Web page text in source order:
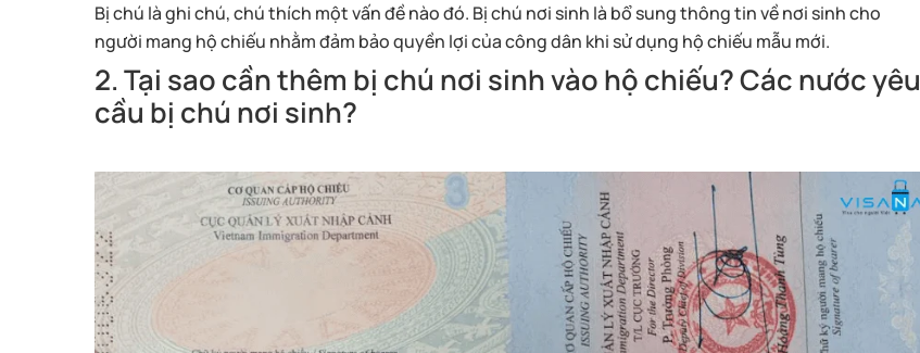
Bị chú là ghi chú, chú thích một vấn đề nào đó. Bị chú nơi sinh là bổ sung thông tin về nơi sinh cho
người mang hộ chiếu nhằm đảm bảo quyền lợi của công dân khi sử dụng hộ chiếu mẫu mới.
2. Tại sao cần thêm bị chú nơi sinh vào hộ chiếu? Các nước yêu
cầu bị chú nơi sinh?